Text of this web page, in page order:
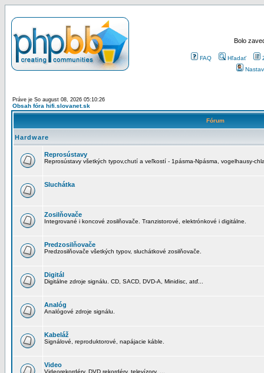
Bolo
FAQ Hľadať
Práve je So august 08, 2026 05:10:26
Obsah fóra hifi.slovanet.sk
Fórum
Hardware
Reprosústavy
Reprosústavy všetkých typov,chutí a veľkostí - 1pásma-Npásma, vogelhausy-
Sluchátka
Zosilňovače
Integrované i koncové zosilňovače. Tranzistorové, elektrónkové i digitálne.
Predzosilňovače
Predzosilňovače všetkých typov, sluchátkové zosilňovače.
Digitál
Digitálne zdroje signálu. CD, SACD, DVD-A, Minidisc, atď...
Analóg
Analógové zdroje signálu.
Kabeláž
Signálové, reproduktorové, napájacie káble.
Video
Videorekordéry, DVD rekordéry, televízory, ...